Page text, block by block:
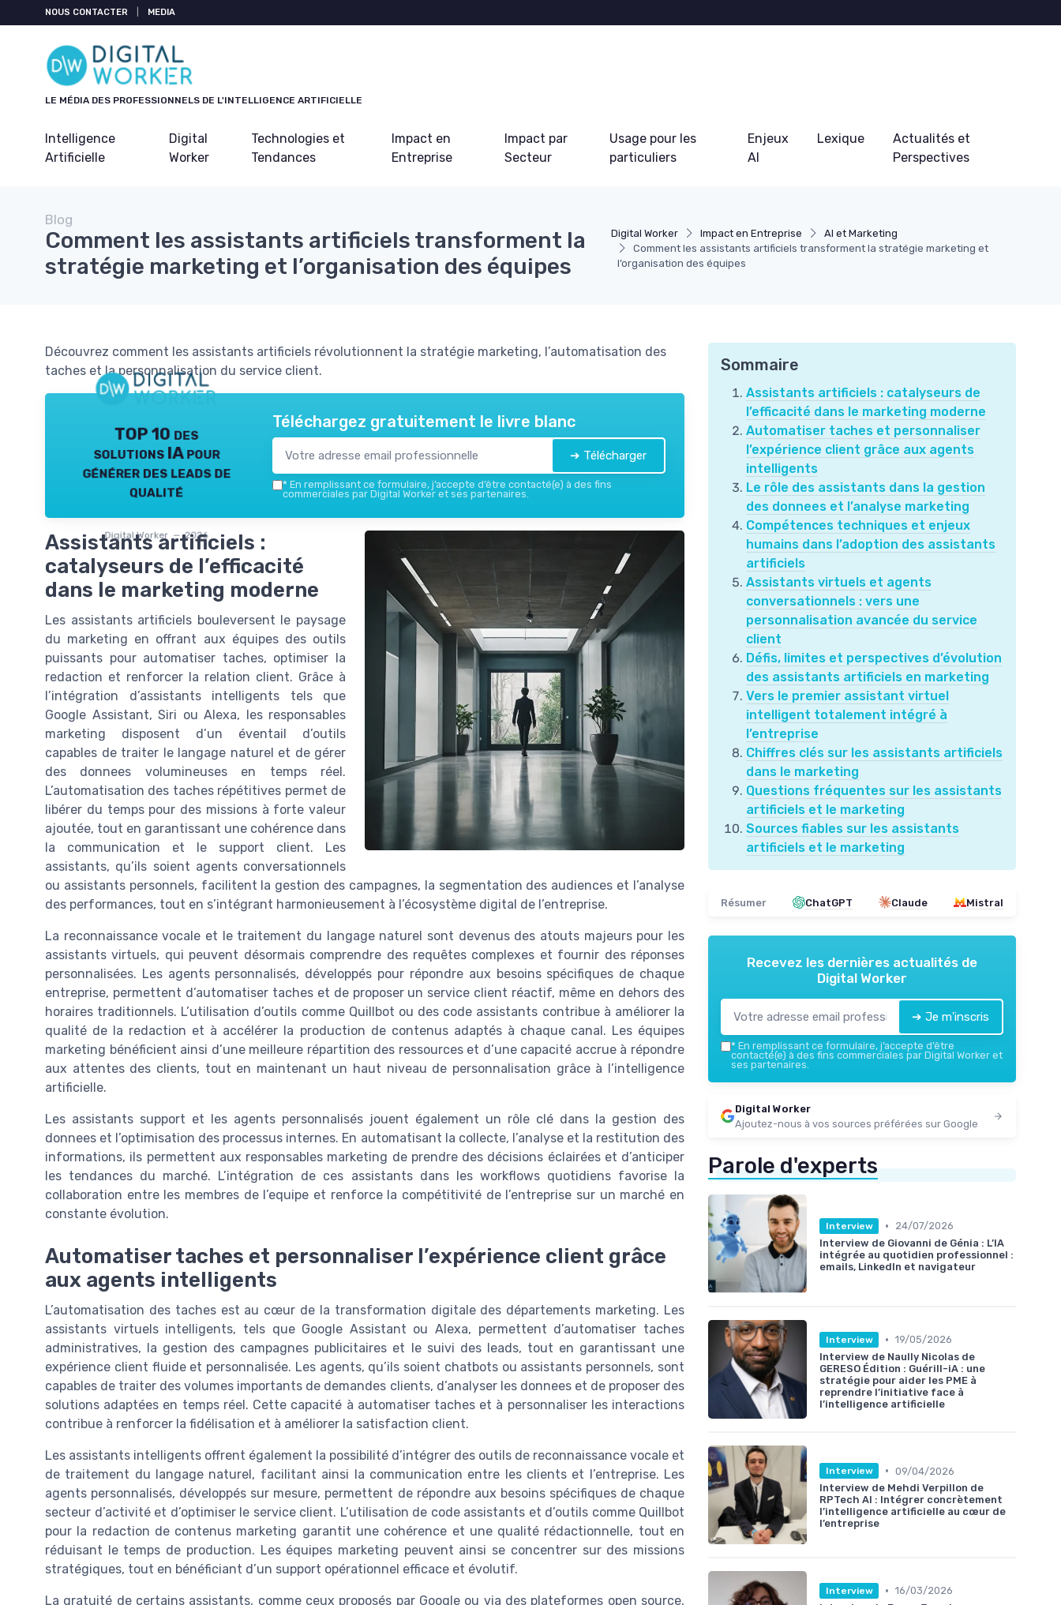
NOUS CONTACTER MEDIA
LE MÉDIA DES PROFESSIONNELS DE L'INTELLIGENCE ARTIFICIELLE
Intelligence
Artificielle
Digital
Worker
Technologies et
Tendances
Impact en
Entreprise
Impact par
Secteur
Usage pour les
particuliers
Enjeux
AI
Lexique
Actualités et
Perspectives
Digital Worker Impact en Entreprise
AI et Marketing
Comment les assistants artificiels transforment la stratégie marketing et
l’organisation des équipes
Blog
Comment les assistants artificiels transforment la
stratégie marketing et l’organisation des équipes
Découvrez comment les assistants artificiels révolutionnent la stratégie marketing, l’automatisation des
taches et la personnalisation du service client.
TOP 10 des
solutions IA pour
générer des leads de
qualité
Digital Worker — 2026
Téléchargez gratuitement le livre blanc
➔ Télécharger
* En remplissant ce formulaire, j’accepte d’être contacté(e) à des fins
commerciales par Digital Worker et ses partenaires.
Assistants artificiels :
catalyseurs de l’efficacité
dans le marketing moderne
Les assistants artificiels bouleversent le paysage
du marketing en offrant aux équipes des outils
puissants pour automatiser taches, optimiser la
redaction et renforcer la relation client. Grâce à
l’intégration d’assistants intelligents tels que
Google Assistant, Siri ou Alexa, les responsables
marketing disposent d’un éventail d’outils
capables de traiter le langage naturel et de gérer
des donnees volumineuses en temps réel.
L’automatisation des taches répétitives permet de
libérer du temps pour des missions à forte valeur
ajoutée, tout en garantissant une cohérence dans
la communication et le support client. Les
assistants, qu’ils soient agents conversationnels
ou assistants personnels, facilitent la gestion des campagnes, la segmentation des audiences et l’analyse
des performances, tout en s’intégrant harmonieusement à l’écosystème digital de l’entreprise.
La reconnaissance vocale et le traitement du langage naturel sont devenus des atouts majeurs pour les
assistants virtuels, qui peuvent désormais comprendre des requêtes complexes et fournir des réponses
personnalisées. Les agents personnalisés, développés pour répondre aux besoins spécifiques de chaque
entreprise, permettent d’automatiser taches et de proposer un service client réactif, même en dehors des
horaires traditionnels. L’utilisation d’outils comme Quillbot ou des code assistants contribue à améliorer la
qualité de la redaction et à accélérer la production de contenus adaptés à chaque canal. Les équipes
marketing bénéficient ainsi d’une meilleure répartition des ressources et d’une capacité accrue à répondre
aux attentes des clients, tout en maintenant un haut niveau de personnalisation grâce à l’intelligence
artificielle.
Les assistants support et les agents personnalisés jouent également un rôle clé dans la gestion des
donnees et l’optimisation des processus internes. En automatisant la collecte, l’analyse et la restitution des
informations, ils permettent aux responsables marketing de prendre des décisions éclairées et d’anticiper
les tendances du marché. L’intégration de ces assistants dans les workflows quotidiens favorise la
collaboration entre les membres de l’equipe et renforce la compétitivité de l’entreprise sur un marché en
constante évolution.
Automatiser taches et personnaliser l’expérience client grâce
aux agents intelligents
L’automatisation des taches est au cœur de la transformation digitale des départements marketing. Les
assistants virtuels intelligents, tels que Google Assistant ou Alexa, permettent d’automatiser taches
administratives, la gestion des campagnes publicitaires et le suivi des leads, tout en garantissant une
expérience client fluide et personnalisée. Les agents, qu’ils soient chatbots ou assistants personnels, sont
capables de traiter des volumes importants de demandes clients, d’analyser les donnees et de proposer des
solutions adaptées en temps réel. Cette capacité à automatiser taches et à personnaliser les interactions
contribue à renforcer la fidélisation et à améliorer la satisfaction client.
Les assistants intelligents offrent également la possibilité d’intégrer des outils de reconnaissance vocale et
de traitement du langage naturel, facilitant ainsi la communication entre les clients et l’entreprise. Les
agents personnalisés, développés sur mesure, permettent de répondre aux besoins spécifiques de chaque
secteur d’activité et d’optimiser le service client. L’utilisation de code assistants et d’outils comme Quillbot
pour la redaction de contenus marketing garantit une cohérence et une qualité rédactionnelle, tout en
réduisant le temps de production. Les équipes marketing peuvent ainsi se concentrer sur des missions
stratégiques, tout en bénéficiant d’un support opérationnel efficace et évolutif.
La gratuité de certains assistants, comme ceux proposés par Google ou via des plateformes open source,
Sommaire
Assistants artificiels : catalyseurs de
l’efficacité dans le marketing moderne
Automatiser taches et personnaliser
l’expérience client grâce aux agents
intelligents
Le rôle des assistants dans la gestion
des donnees et l’analyse marketing
Compétences techniques et enjeux
humains dans l’adoption des assistants
artificiels
Assistants virtuels et agents
conversationnels : vers une
personnalisation avancée du service
client
Défis, limites et perspectives d’évolution
des assistants artificiels en marketing
Vers le premier assistant virtuel
intelligent totalement intégré à
l’entreprise
Chiffres clés sur les assistants artificiels
dans le marketing
Questions fréquentes sur les assistants
artificiels et le marketing
Sources fiables sur les assistants
artificiels et le marketing
Résumer ChatGPT Claude Mistral
Recevez les dernières actualités de
Digital Worker
➔ Je m'inscris
* En remplissant ce formulaire, j’accepte d’être
contacté(e) à des fins commerciales par Digital Worker et
ses partenaires.
Digital Worker
Ajoutez-nous à vos sources préférées sur Google
Parole d'experts
Interview •
24/07/2026
Interview de Giovanni de Génia : L’IA
intégrée au quotidien professionnel :
emails, LinkedIn et navigateur
Interview • 19/05/2026
Interview de Naully Nicolas de
GERESO Édition : Guérill-iA : une
stratégie pour aider les PME à
reprendre l’initiative face à
l’intelligence artificielle
Interview • 09/04/2026
Interview de Mehdi Verpillon de
RPTech AI : Intégrer concrètement
l’intelligence artificielle au cœur de
l’entreprise
Interview • 16/03/2026
Panneau de gestion des cookies